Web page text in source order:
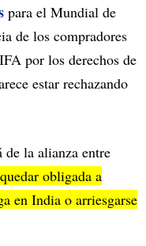
para el Mundial de
de los compradores
por los derechos de
estar rechazando
la alianza entre
obligada a
en India o arriesgarse